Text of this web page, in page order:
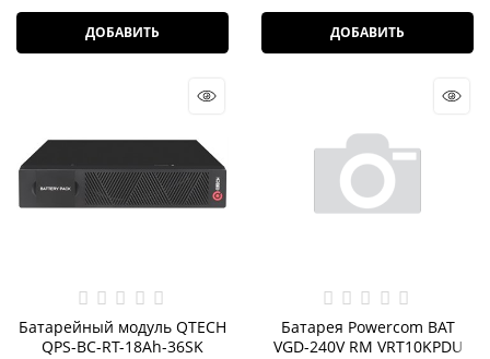
ДОБАВИТЬ ДОБАВИТЬ
Батарейный модуль QTECH
QPS-BC-RT-18Ah-36SK
Батарея Powercom BAT
VGD-240V RM VRT10KPDU